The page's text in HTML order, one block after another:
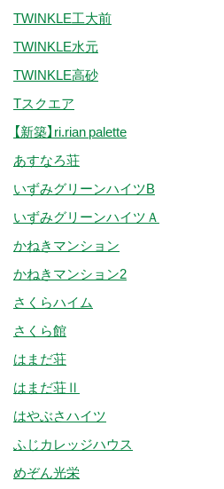
TWINKLE工大前
TWINKLE水元
TWINKLE高砂
Tスクエア
【新築】ri.rian palette
あすなろ荘
いずみグリーンハイツB
いずみグリーンハイツＡ
かねきマンション
かねきマンション2
さくらハイム
さくら館
はまだ荘
はまだ荘Ⅱ
はやぶさハイツ
ふじカレッジハウス
めぞん光栄